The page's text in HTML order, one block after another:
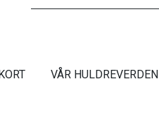
VÅR HULDREVERDEN